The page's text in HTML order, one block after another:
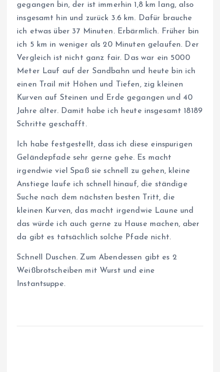
gegangen bin, der ist immerhin 1,8 km lang, also
insgesamt hin und zurück 3.6 km. Dafür brauche
ich etwas über 37 Minuten. Erbärmlich. Früher bin
ich 5 km in weniger als 20 Minuten gelaufen. Der
Vergleich ist nicht ganz fair. Das war ein 5000
Meter Lauf auf der Sandbahn und heute bin ich
einen Trail mit Höhen und Tiefen, zig kleinen
Kurven auf Steinen und Erde gegangen und 40
Jahre älter. Damit habe ich heute insgesamt 18189
Schritte geschafft.
Ich habe festgestellt, dass ich diese einspurigen
Geländepfade sehr gerne gehe. Es macht
irgendwie viel Spaß sie schnell zu gehen, kleine
Anstiege laufe ich schnell hinauf, die ständige
Suche nach dem nächsten besten Tritt, die
kleinen Kurven, das macht irgendwie Laune und
das würde ich auch gerne zu Hause machen, aber
da gibt es tatsächlich solche Pfade nicht.
Schnell Duschen. Zum Abendessen gibt es 2
Weißbrotscheiben mit Wurst und eine
Instantsuppe.